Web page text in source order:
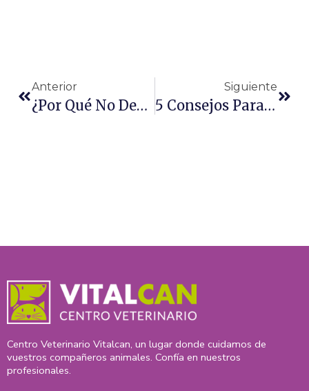
Anterior
¿Por Qué No Debes Medicar Por Tu Cuenta A Tu Perro?
Siguiente
5 Consejos Para Proteger Del Frío A Tu Mascota
Centro Veterinario Vitalcan, un lugar donde cuidamos de
vuestros compañeros animales. Confía en nuestros
profesionales.